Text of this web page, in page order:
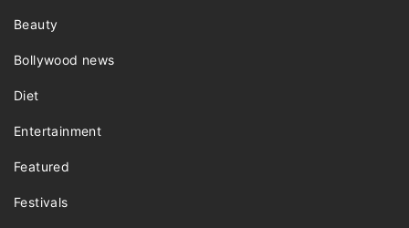
Beauty
Bollywood news
Diet
Entertainment
Featured
Festivals